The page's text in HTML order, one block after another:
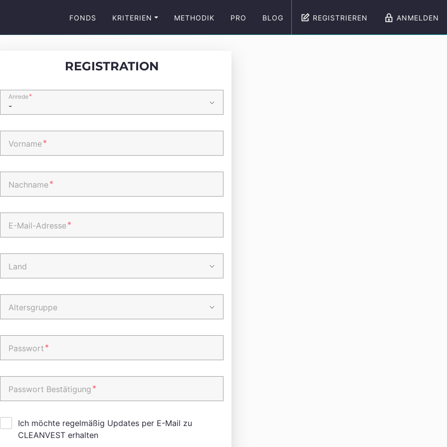
FONDS KRITERIEN METHODIK PRO BLOG REGISTRIEREN ANMELDEN
REGISTRATION
Anrede*
Vorname*
Nachname*
E-Mail-Adresse*
Land
Altersgruppe
Passwort *
Passwort Bestätigung *
Ich möchte regelmäßig Updates per E-Mail zu
CLEANVEST erhalten